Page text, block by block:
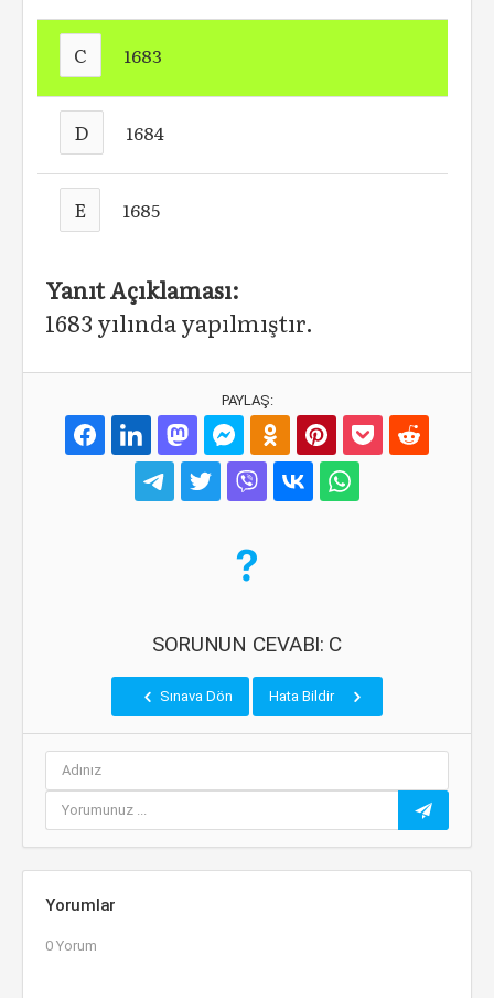
C 1683
D 1684
E 1685
Yanıt Açıklaması:
1683 yılında yapılmıştır.
PAYLAŞ:
SORUNUN CEVABI: C
Sınava Dön Hata Bildir
Yorumlar
0 Yorum